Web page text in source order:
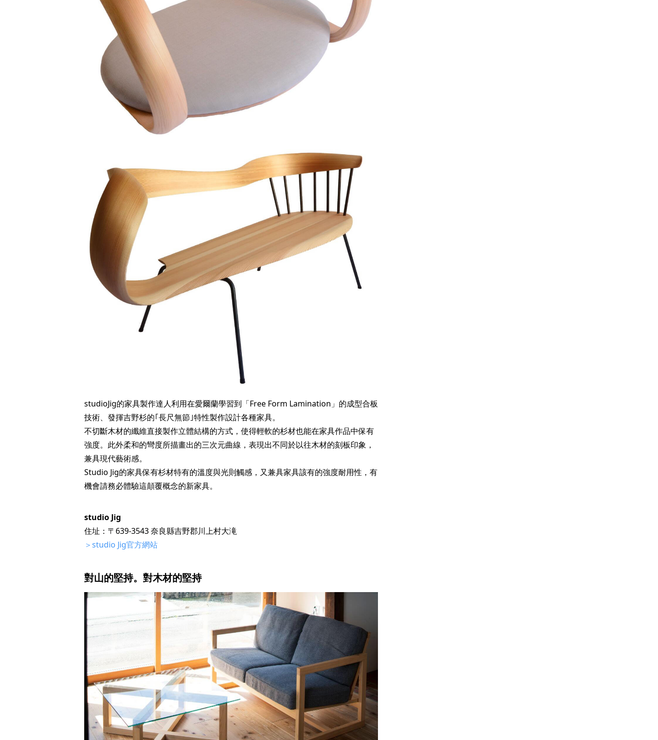
studioJig的家具製作達人利用在愛爾蘭學習到「Free Form Lamination」的成型合板
技術、發揮吉野杉的｢長尺無節｣特性製作設計各種家具。
不切斷木材的纖維直接製作立體結構的方式，使得輕軟的杉材也能在家具作品中保有
強度。此外柔和的彎度所描畫出的三次元曲線，表現出不同於以往木材的刻板印象，
兼具現代藝術感。
Studio Jig的家具保有杉材特有的溫度與光則觸感，又兼具家具該有的強度耐用性，有
機會請務必體驗這顛覆概念的新家具。
studio Jig
住址：〒639-3543 奈良縣吉野郡川上村大滝
＞studio Jig官方網站
對山的堅持。對木材的堅持